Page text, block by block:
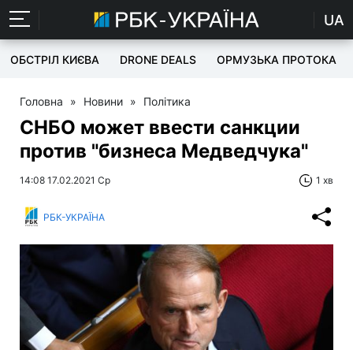
UA
ОБСТРІЛ КИЄВА DRONE DEALS ОРМУЗЬКА ПРОТОКА
Головна » Новини » Політика
СНБО может ввести санкции
против "бизнеса Медведчука"
14:08 17.02.2021 Ср 1 хв
РБК-УКРАЇНА